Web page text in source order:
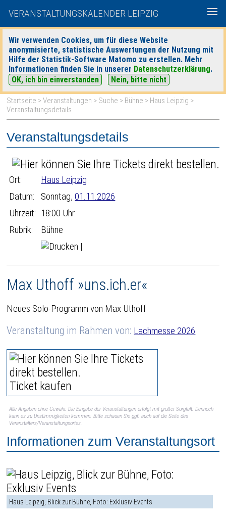
VERANSTALTUNGSKALENDER LEIPZIG
Wir verwenden Cookies, um für diese Website
anonymisierte, statistische Auswertungen der Nutzung mit
Hilfe der Statistik-Software Matomo zu erstellen. Mehr
Informationen finden Sie in unserer Datenschutzerklärung.
OK, ich bin einverstanden
Nein, bitte nicht
heute|morgen| Detaillierte Suche
Startseite >Veranstaltungen > Suche > Bühne > Haus Leipzig >
Veranstaltungsdetails
Veranstaltungsdetails
Ort:
Haus Leipzig
Datum:
Sonntag,01.11.2026
Uhrzeit: 18:00 Uhr
Rubrik:
Bühne
|
Max Uthoff »uns.ich.er«
Neues Solo-Programm von Max Uthoff
Veranstaltung im Rahmen von: Lachmesse 2026
Ticket kaufen
Alle Angaben ohne Gewähr. Die Eingabe der Veranstaltungen erfolgt mit großer Sorgfalt. Dennoch
kann es zu Unstimmigkeiten kommen. Bitte schauen Sie ggf. auch auf die Seite des
Veranstalters/Veranstaltungsortes.
Informationen zum Veranstaltungsort
Haus Leipzig, Blick zur Bühne, Foto: Exklusiv Events